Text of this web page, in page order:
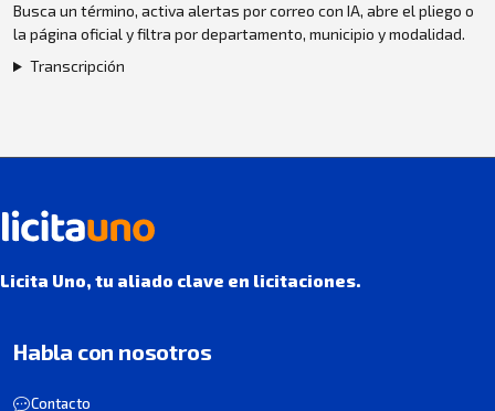
Busca un término, activa alertas por correo con IA, abre el pliego o
la página oficial y filtra por departamento, municipio y modalidad.
Transcripción
Licita Uno, tu aliado clave en licitaciones.
Habla con nosotros
Contacto